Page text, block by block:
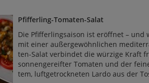
Pfifferling-Tomaten-Salat
Die Pfifferlingsaison ist eröffnet –
mit ei­ner außer­ge­wöhn­li­chen
ten-Salat ver­bin­det die würzige Kraft
son­nen­ge­reif­ter To­ma­ten und der
tem, luft­ge­trock­ne­ten Lar­do aus der